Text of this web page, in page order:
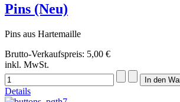
Pins (Neu)
Pins aus Hartemaille
Brutto-Verkaufspreis: 5,00 €
inkl. MwSt.
Details